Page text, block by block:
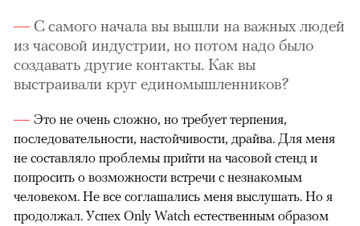
С самого начала вы вышли на важных людей
из часовой индустрии, но потом надо было
создавать другие контакты. Как вы
выстраивали круг единомышленников?
Это не очень сложно, но требует терпения,
последовательности, настойчивости, драйва. Для меня
не составляло проблемы прийти на часовой стенд и
попросить о возможности встречи с незнакомым
человеком. Не все соглашались меня выслушать. Но я
продолжал. Успех Only Watch естественным образом